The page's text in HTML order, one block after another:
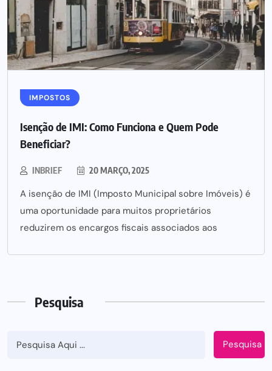
IMPOSTOS
Isenção de IMI: Como Funciona e Quem Pode
Beneficiar?
INBRIEF 20 MARÇO, 2025
A isenção de IMI (Imposto Municipal sobre Imóveis) é
uma oportunidade para muitos proprietários
reduzirem os encargos fiscais associados aos
Pesquisa
Pesquisa